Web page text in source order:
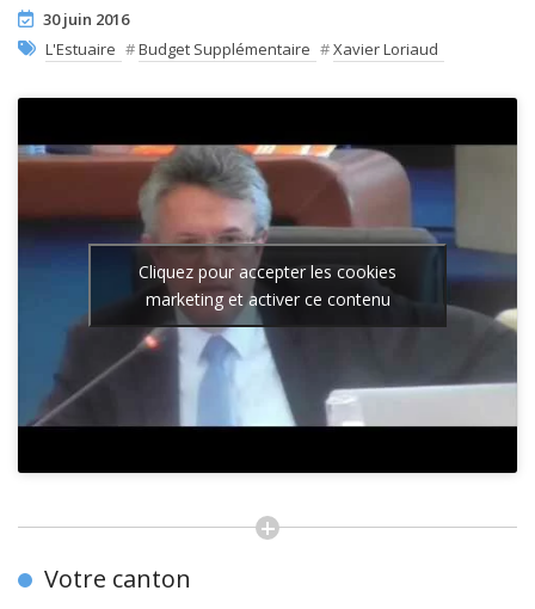
30 juin 2016
L'Estuaire #Budget Supplémentaire #Xavier Loriaud
Cliquez pour accepter les cookies
marketing et activer ce contenu
Votre canton